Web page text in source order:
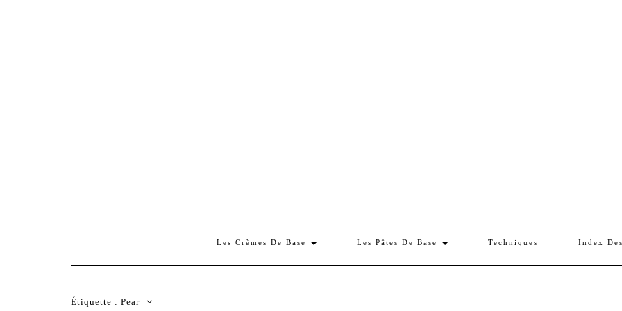
Les Crèmes De Base Les Pâtes De Base Techniques Index
Étiquette : Pear